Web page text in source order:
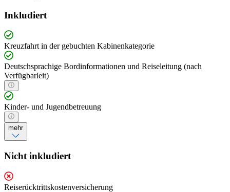
Inkludiert
Kreuzfahrt in der gebuchten Kabinenkategorie
Deutschsprachige Bordinformationen und Reiseleitung (nach
Verfügbarleit)
Kinder- und Jugendbetreuung
mehr
Nicht inkludiert
Reiserücktrittskostenversicherung